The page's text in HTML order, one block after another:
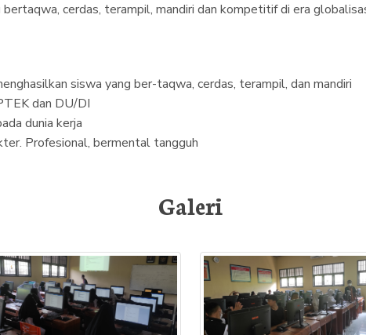
cerdas, terampil, mandiri dan kompetitif di era
siswa yang ber-taqwa, cerdas, terampil, dan mandiri
dan DU/DI
dunia kerja
Profesional, bermental tangguh
Galeri